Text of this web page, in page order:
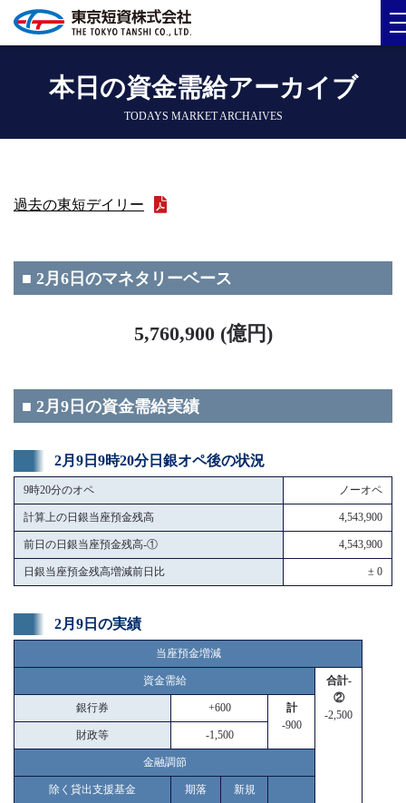
本日の資金需給アーカイブ
TODAYS MARKET ARCHAIVES
過去の東短デイリー
■ 2月6日のマネタリーベース
5,760,900 (億円)
■ 2月9日の資金需給実績
2月9日9時20分日銀オペ後の状況
9時20分のオペ ノーオペ
計算上の日銀当座預金残高 4,543,900
前日の日銀当座預金残高-① 4,543,900
日銀当座預金残高増減前日比 ± 0
2月9日の実績
当座預金増減
資金需給
合計-
②
-2,500
銀行券 +600
計
-900
財政等 -1,500
金融調節
除く貸出支援基金 期落 新規